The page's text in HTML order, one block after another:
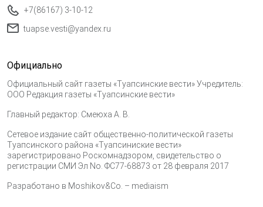
+7(86167) 3-10-12
tuapse.vesti@yandex.ru
Официально
Официальный сайт газеты «Туапсинские вести» Учредитель:
ООО Редакция газеты «Туапсинские вести»
Главный редактор: Смеюха А. В.
Сетевое издание сайт общественно-политической газеты
Туапсинского района «Туапсиниские вести»
зарегистрировано Роскомнадзором, свидетельство о
регистрации СМИ Эл No. ФС77-68873 от 28 февраля 2017
Разработано в Moshikov&Co. – mediaism